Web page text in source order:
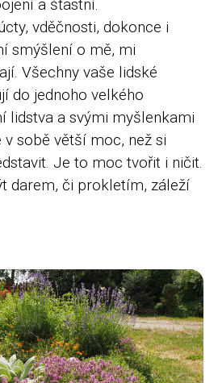
a šťastní.
vděčnosti, dokonce i
smýšlení o mě, mi
Všechny vaše lidské
do jednoho velkého
lidstva a svými myšlenkami
sobě větší moc, než si
Je to moc tvořit i ničit.
darem, či prokletím, záleží